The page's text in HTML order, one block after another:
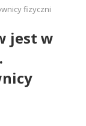
fizyczni
jest w